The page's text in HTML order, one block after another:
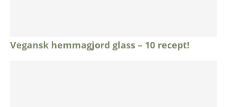
Vegansk hemmagjord glass – 10 recept!